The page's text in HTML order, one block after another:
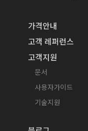
가격안내
고객 레퍼런스
고객지원
문서
사용자가이드
기술지원